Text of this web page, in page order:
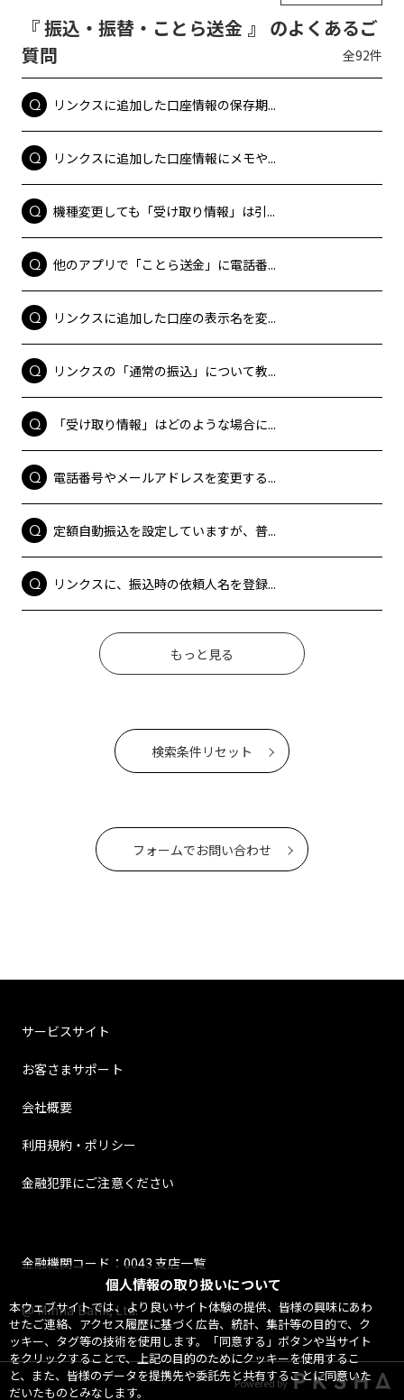
個人情報の取り扱いについて
本ウェブサイトでは、より良いサイト体験の提供、皆様の興味にあわ
せたご連絡、アクセス履歴に基づく広告、統計、集計等の目的で、ク
ッキー、タグ等の技術を使用します。「同意する」ボタンや当サイト
をクリックすることで、上記の目的のためにクッキーを使用するこ
と、また、皆様のデータを提携先や委託先と共有することに同意いた
だいたものとみなします。
『 振込・振替・ことら送金 』 のよくあるご
質問
全92件
リンクスに追加した口座情報の保存期...
リンクスに追加した口座情報にメモや...
機種変更しても「受け取り情報」は引...
他のアプリで「ことら送金」に電話番...
リンクスに追加した口座の表示名を変...
リンクスの「通常の振込」について教...
「受け取り情報」はどのような場合に...
電話番号やメールアドレスを変更する...
定額自動振込を設定していますが、普...
リンクスに、振込時の依頼人名を登録...
もっと見る
検索条件リセット
フォームでお問い合わせ
サービスサイト
お客さまサポート
会社概要
利用規約・ポリシー
金融犯罪にご注意ください
金融機関コード：0043 支店一覧
@ Minna Bank, Ltd.
Powered by